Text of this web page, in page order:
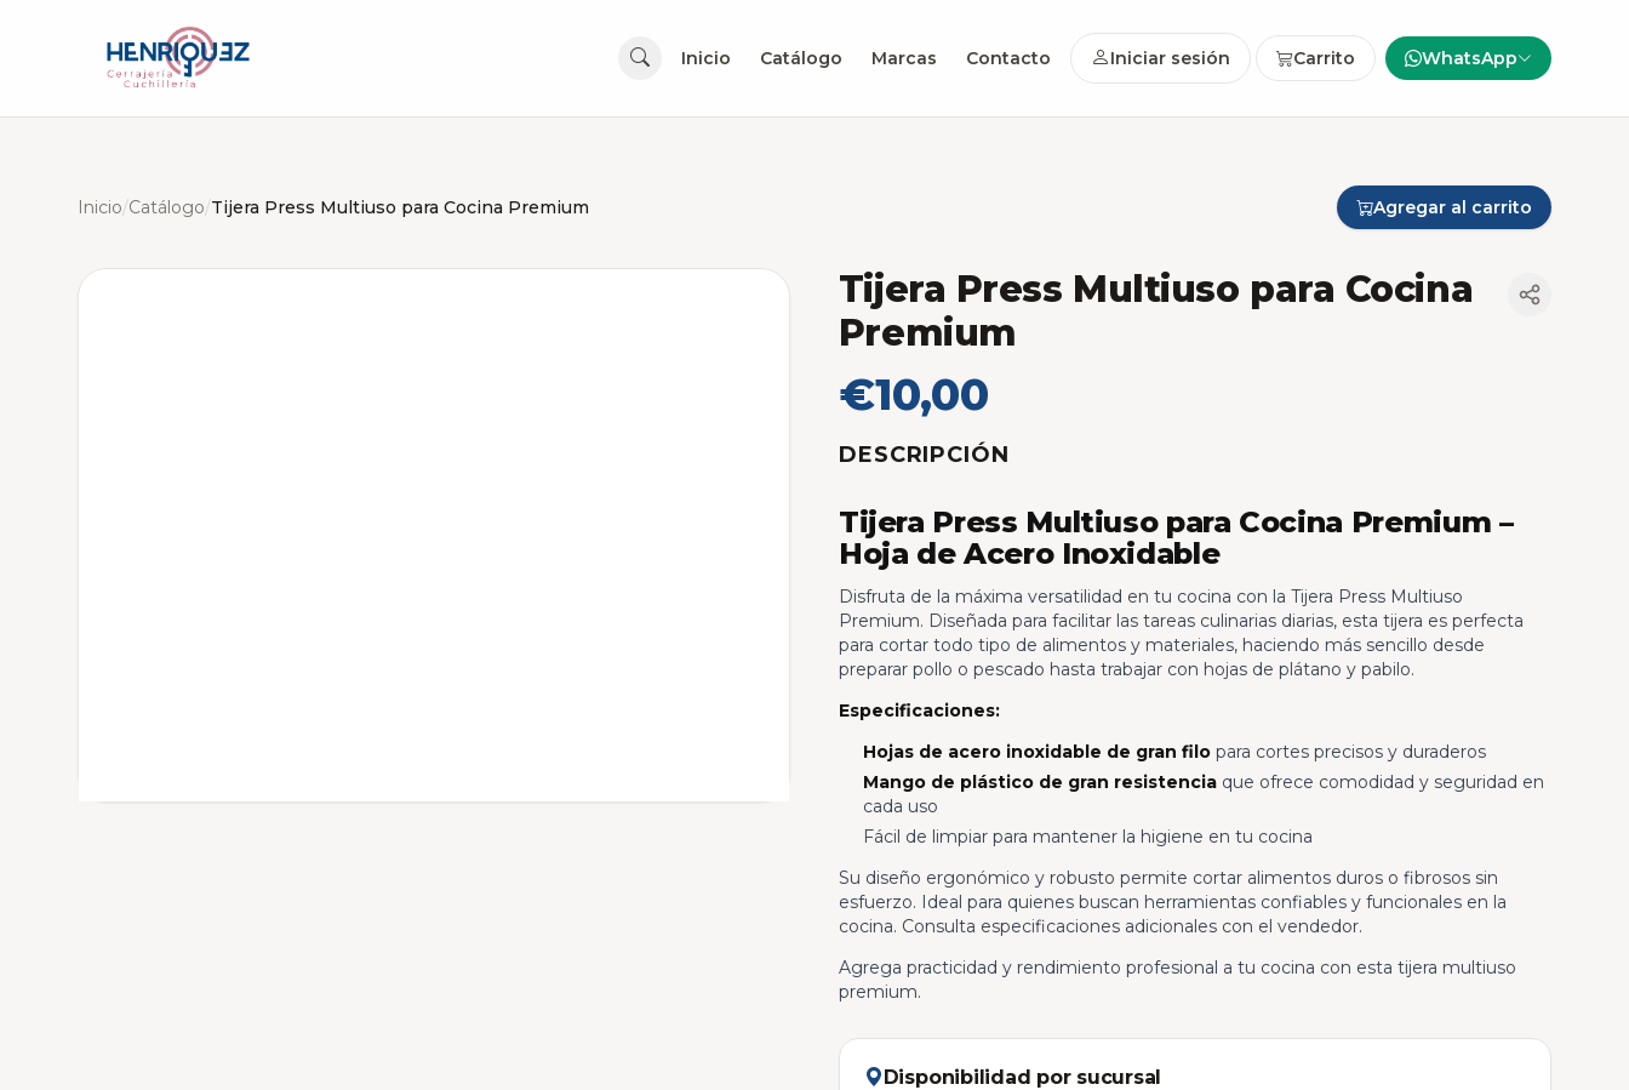
Inicio Catálogo Marcas Contacto Iniciar sesión Carrito WhatsApp
Inicio/Catálogo/Tijera Press Multiuso para Cocina Premium Agregar al carrito
Tijera Press Multiuso para Cocina
Premium
€10,00
DESCRIPCIÓN
Tijera Press Multiuso para Cocina Premium –
Hoja de Acero Inoxidable
Disfruta de la máxima versatilidad en tu cocina con la Tijera Press Multiuso
Premium. Diseñada para facilitar las tareas culinarias diarias, esta tijera es perfecta
para cortar todo tipo de alimentos y materiales, haciendo más sencillo desde
preparar pollo o pescado hasta trabajar con hojas de plátano y pabilo.
Especificaciones:
Hojas de acero inoxidable de gran filopara cortes precisos y duraderos
Mango de plástico de gran resistenciaque ofrece comodidad y seguridad en
cada uso
Fácil de limpiar para mantener la higiene en tu cocina
Su diseño ergonómico y robusto permite cortar alimentos duros o fibrosos sin
esfuerzo. Ideal para quienes buscan herramientas confiables y funcionales en la
cocina. Consulta especificaciones adicionales con el vendedor.
Agrega practicidad y rendimiento profesional a tu cocina con esta tijera multiuso
premium.
Disponibilidad por sucursal